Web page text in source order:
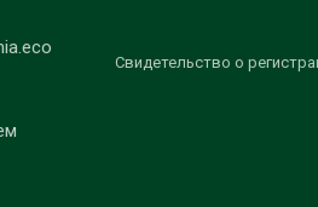
Свидетельство о